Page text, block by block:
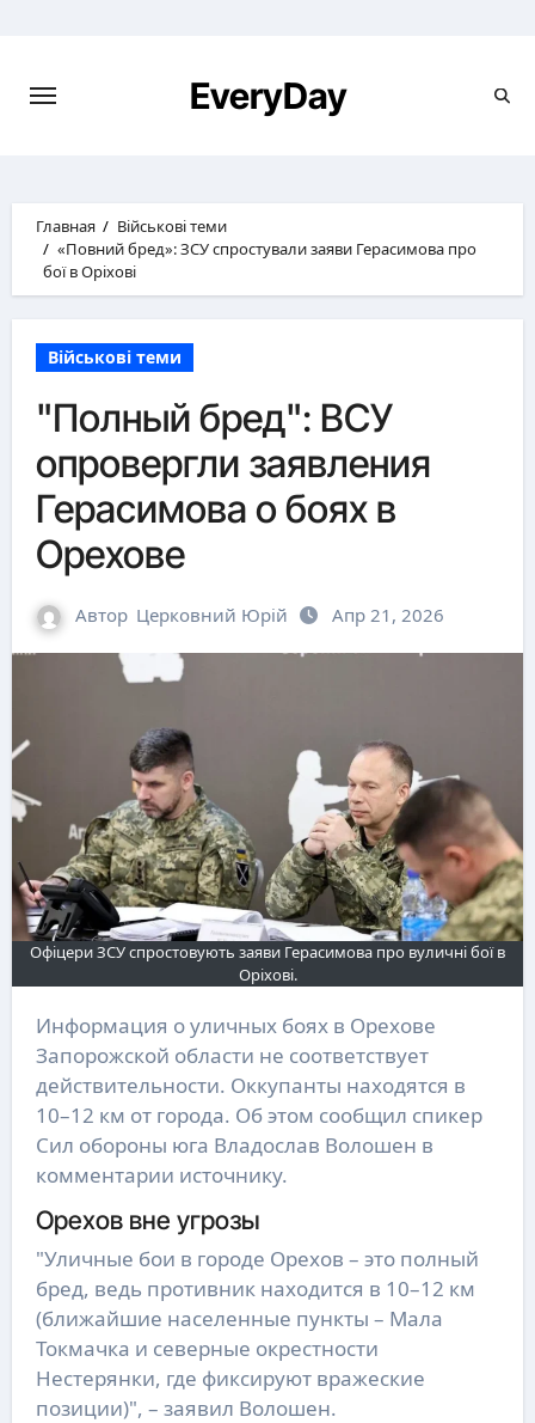
EveryDay
Главная
Військові теми
«Повний бред»: ЗСУ спростували заяви Герасимова про
бої в Оріхові
Військові теми
"Полный бред": ВСУ
опровергли заявления
Герасимова о боях в
Орехове
Автор Церковний Юрій Апр 21, 2026
Офіцери ЗСУ спростовують заяви Герасимова про вуличні бої в
Оріхові.
Информация о уличных боях в Орехове
Запорожской области не соответствует
действительности. Оккупанты находятся в
10–12 км от города. Об этом сообщил спикер
Сил обороны юга Владослав Волошен в
комментарии источнику.
Орехов вне угрозы
"Уличные бои в городе Орехов – это полный
бред, ведь противник находится в 10–12 км
(ближайшие населенные пункты – Мала
Токмачка и северные окрестности
Нестерянки, где фиксируют вражеские
позиции)", – заявил Волошен.